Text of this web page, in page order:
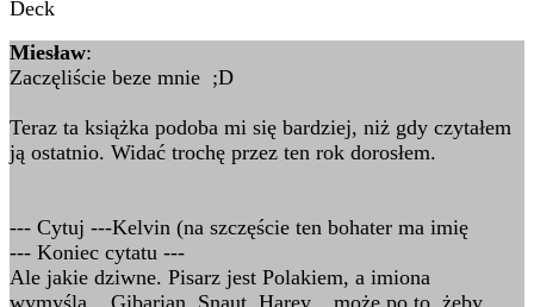
Deck
Miesław:
Zaczęliście beze mnie ;D
Teraz ta książka podoba mi się bardziej, niż gdy czytałem
ją ostatnio. Widać trochę przez ten rok dorosłem.
--- Cytuj ---Kelvin (na szczęście ten bohater ma imię
--- Koniec cytatu ---
Ale jakie dziwne. Pisarz jest Polakiem, a imiona
wymyśla... Gibarian, Snaut, Harey... może po to, żeby